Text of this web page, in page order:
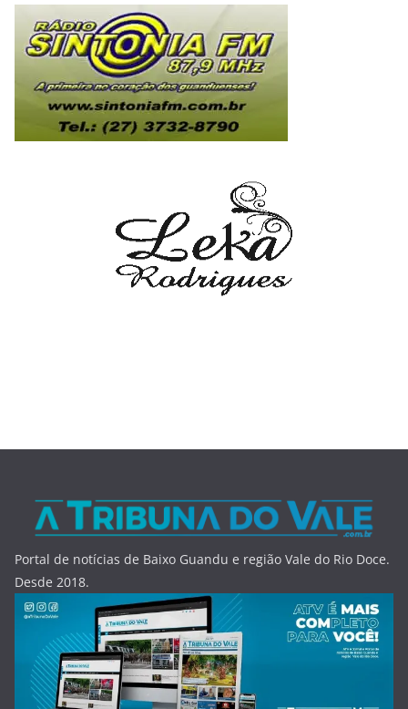
Portal de notícias de Baixo Guandu e região Vale do Rio Doce.
Desde 2018.